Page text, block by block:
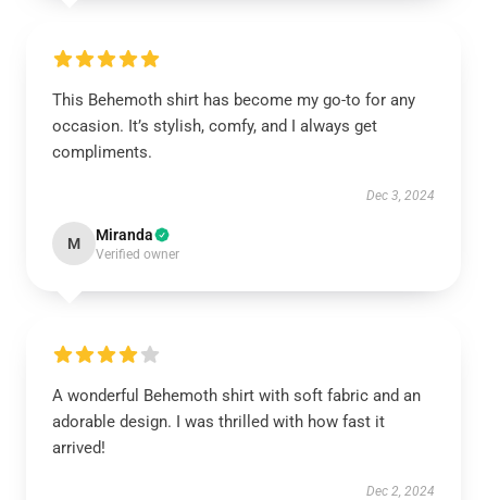
This Behemoth shirt has become my go-to for any
occasion. It’s stylish, comfy, and I always get
compliments.
Dec 3, 2024
M Miranda
Verified owner
A wonderful Behemoth shirt with soft fabric and an
adorable design. I was thrilled with how fast it
arrived!
Dec 2, 2024